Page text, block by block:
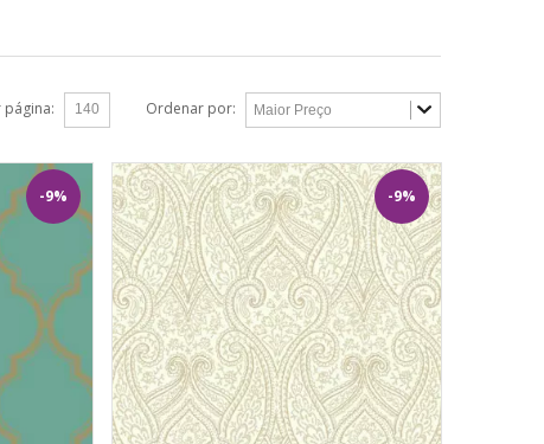
página: Ordenar por:
-9% -9%